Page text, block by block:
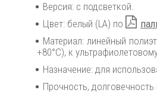
Версия: с подсветкой.
Цвет: белый (LA) по
Материал: линейный
+80°C), к
Назначение: для
Прочность, долговечность